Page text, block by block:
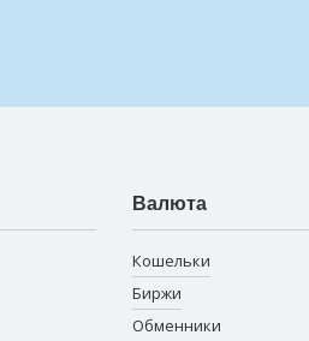
Валюта
Кошельки
Биржи
Обменники